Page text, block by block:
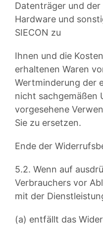
Datenträger und
Hardware und
SIECON zu
Ihnen und die
erhaltenen Waren
Wertminderung der
nicht sachgemäßen
vorgesehene
Sie zu ersetzen.
Ende der
5.2. Wenn auf
Verbrauchers vor
mit der
(a) entfällt das